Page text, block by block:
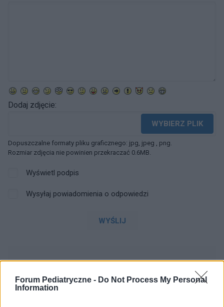
Forum Pediatryczne - Do Not Process My Personal
Information
Dodaj zdjęcie:
WYBIERZ PLIK
Dopuszczalne formaty pliku graficznego: jpg, jpeg , png.
Rozmiar zdjęcia nie powinien przekraczać 0.6MB.
Wyświetl podpis
Wysyłaj powiadomienia o odpowiedzi
WYŚLIJ
ZOBACZ INNE DYSKUSJE